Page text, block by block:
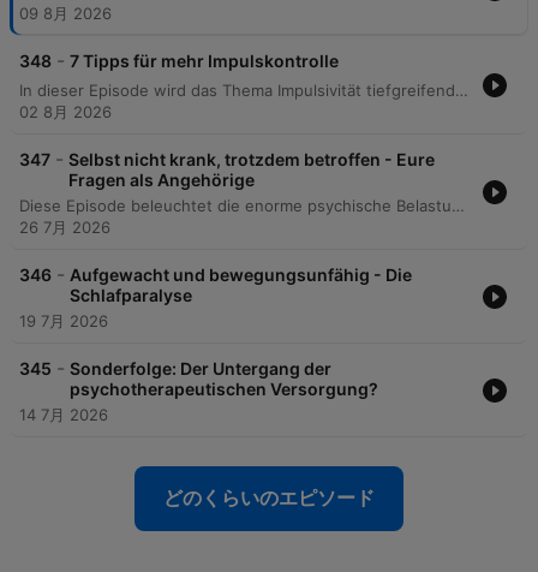
09 8月 2026
348 - 7 Tipps für mehr Impulskontrolle
In dieser Episode wird das Thema Impulsivität tiefgreifend beleuchtet – von alltäglichen Momenten bis hin zu klinischen Störungsbildern wie Pyromanie oder Kleptomanie. Die Moderatorinnen erläutern die neurobiologischen Mechanismen der Impulskontrolle im präfrontalen Kortex und grenzen Impulse klar von Reflexen, Zwängen und Affekten ab. Zudem werden verschiedene Faktoren diskutiert, welche die Fähigkeit zur Hemmung beeinflussen, darunter Schlaf, Alkohol und die psychische Verfassung. Abschließend werden praktische Strategien wie Stimuluskontrolle, Wenn-Dann-Pläne und konstruktive Verhaltensanalysen vorgestellt, um die Selbstregulation im Alltag zu stärken.
02 8月 2026
347 - Selbst nicht krank, trotzdem betroffen - Eure
Fragen als Angehörige
Diese Episode beleuchtet die enorme psychische Belastung für Angehörige von Menschen mit psychischen Erkrankungen wie Schizophrenie, Depressionen oder bipolaren Störungen. Es werden praktische Kommunikationsstrategien wie der LEAP-Ansatz vorgestellt, um trotz fehlender Krankheitseinsicht eine Beziehungsebene zu halten und Krisen sicher zu bewältigen. Zudem thematisiert die Folge die Notwendigkeit von Abgrenzung und Selbstfürsorge, um Schuldgefühle und Überforderung zu vermeiden. Ein besonderer Fokus liegt auf den langfristigen Auswirkungen für Familienmitglieder, der Gefahr der Parentifizierung bei Kindern sowie der entlastenden Bedeutung von Selbsthilfegruppen.
26 7月 2026
346 - Aufgewacht und bewegungsunfähig - Die
Schlafparalyse
19 7月 2026
345 - Sonderfolge: Der Untergang der
psychotherapeutischen Versorgung?
14 7月 2026
どのくらいのエピソード